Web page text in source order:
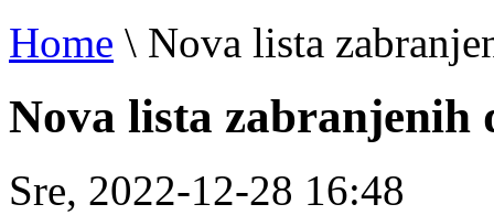
Home \ Nova lista
Nova lista zabranjenih
Sre, 2022-12-28 16:48